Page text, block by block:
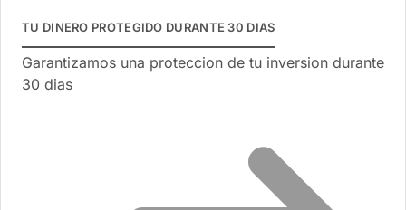
TU DINERO PROTEGIDO DURANTE 30 DIAS
Garantizamos una proteccion de tu inversion durante
30 dias